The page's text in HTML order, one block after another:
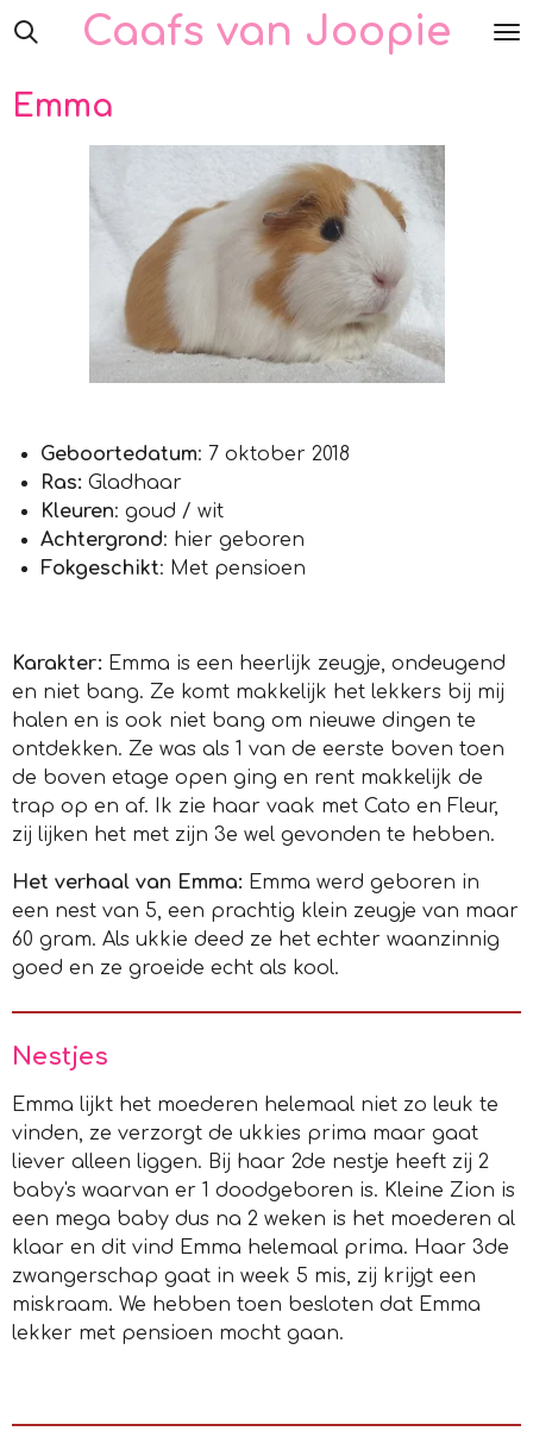
Ga
de
Caafs van Joopie
Emma
Geboortedatum: 7 oktober 2018
Ras: Gladhaar
Kleuren: goud / wit
Achtergrond: hier geboren
Fokgeschikt: Met pensioen
Karakter: Emma is een heerlijk zeugje, ondeugend
en niet bang. Ze komt makkelijk het lekkers bij mij
halen en is ook niet bang om nieuwe dingen te
ontdekken. Ze was als 1 van de eerste boven toen
de boven etage open ging en rent makkelijk de
trap op en af. Ik zie haar vaak met Cato en Fleur,
zij lijken het met zijn 3e wel gevonden te hebben.
Het verhaal van Emma: Emma werd geboren in
een nest van 5, een prachtig klein zeugje van maar
60 gram. Als ukkie deed ze het echter waanzinnig
goed en ze groeide echt als kool.
Nestjes
Emma lijkt het moederen helemaal niet zo leuk te
vinden, ze verzorgt de ukkies prima maar gaat
liever alleen liggen. Bij haar 2de nestje heeft zij 2
baby's waarvan er 1 doodgeboren is. Kleine Zion is
een mega baby dus na 2 weken is het moederen al
klaar en dit vind Emma helemaal prima. Haar 3de
zwangerschap gaat in week 5 mis, zij krijgt een
miskraam. We hebben toen besloten dat Emma
lekker met pensioen mocht gaan.